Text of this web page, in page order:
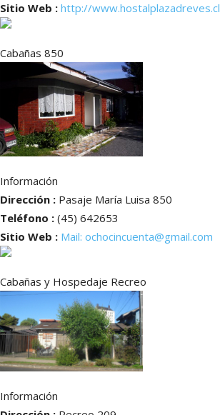
Sitio Web : http://www.hostalplazadreves.cl
Cabañas 850
Información
Dirección : Pasaje María Luisa 850
Teléfono : (45) 642653
Sitio Web : Mail: ochocincuenta@gmail.com
Cabañas y Hospedaje Recreo
Información